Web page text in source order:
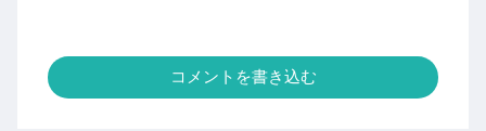
コメントを書き込む